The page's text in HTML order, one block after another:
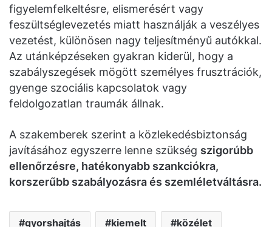
figyelemfelkeltésre, elismerésért vagy
feszültséglevezetés miatt használják a veszélyes
vezetést, különösen nagy teljesítményű autókkal.
Az utánképzéseken gyakran kiderül, hogy a
szabályszegések mögött személyes frusztrációk,
gyenge szociális kapcsolatok vagy
feldolgozatlan traumák állnak.
A szakemberek szerint a közlekedésbiztonság
javításához egyszerre lenne szükség szigorúbb
ellenőrzésre, hatékonyabb szankciókra,
korszerűbb szabályozásra és szemléletváltásra.
gyorshajtás kiemelt közélet